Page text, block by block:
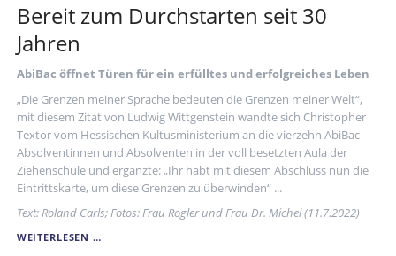
Bereit zum Durchstarten seit 30
Jahren
AbiBac öffnet Türen für ein erfülltes und erfolgreiches Leben
„Die Grenzen meiner Sprache bedeuten die Grenzen meiner Welt“,
mit diesem Zitat von Ludwig Wittgenstein wandte sich Christopher
Textor vom Hessischen Kultusministerium an die vierzehn AbiBac-
Absolventinnen und Absolventen in der voll besetzten Aula der
Ziehenschule und ergänzte: „Ihr habt mit diesem Abschluss nun die
Eintrittskarte, um diese Grenzen zu überwinden“ ...
Text: Roland Carls; Fotos: Frau Rogler und Frau Dr. Michel (11.7.2022)
WEITERLESEN …